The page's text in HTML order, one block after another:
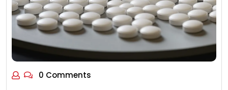
0 Comments